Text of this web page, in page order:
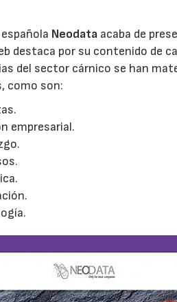
Neodata acaba de
destaca por su contenido de
del sector cárnico se han
como son:
empresarial.